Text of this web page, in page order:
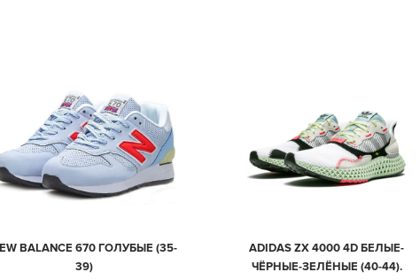
BALANCE 670 ГОЛУБЫЕ (35-
39)
ADIDAS ZX 4000 4D БЕЛЫЕ-
ЧЁРНЫЕ-ЗЕЛЁНЫЕ (40-44).